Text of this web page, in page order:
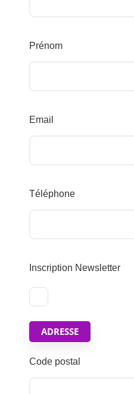
Prénom
Email
Téléphone
Inscription Newsletter
ADRESSE
Code postal